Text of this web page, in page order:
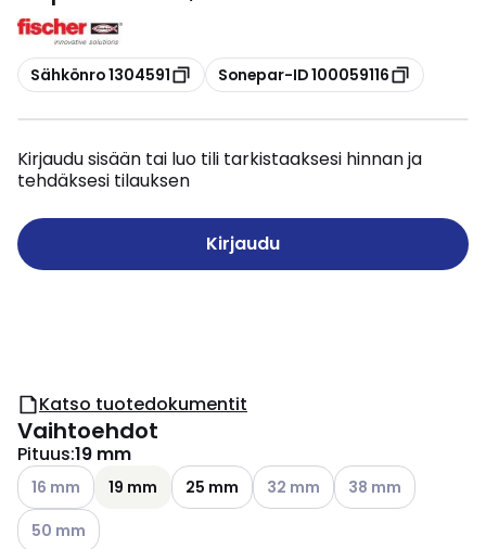
Kopioi
Sähkönro 1304591 Kopioi
Sonepar-ID 100059116
Kirjaudu sisään tai luo tili tarkistaaksesi hinnan ja
tehdäksesi tilauksen
Kirjaudu
Katso tuotedokumentit
Vaihtoehdot
Pituus:19 mm
Katso käytettävissä olevat vaihtoehdot
16 mm 19 mm 25 mm Katso käytettävissä olevat
32 mm Katso
38 mm
Katso käytettävissä olevat vaihtoehdot
50 mm